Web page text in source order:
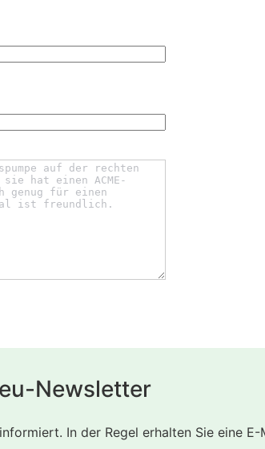
Newsletter
In der Regel erhalten Sie eine